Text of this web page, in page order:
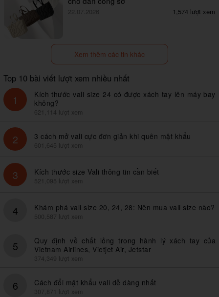
22.07.2026 1,574 lượt xem
Xem thêm các tin khác
Top 10 bài viết lượt xem nhiều nhất
1
Kích thước vali size 24 có được xách tay lên máy bay
không?
621,114 lượt xem
2 3 cách mở vali cực đơn giản khi quên mật khẩu
601,645 lượt xem
3 Kích thước size Vali thông tin cần biết
521,095 lượt xem
4 Khám phá vali size 20, 24, 28: Nên mua vali size nào?
500,587 lượt xem
5
Quy định về chất lỏng trong hành lý xách tay của
Vietnam Airlines, Vietjet Air, Jetstar
374,349 lượt xem
6 Cách đổi mật khẩu vali dễ dàng nhất
307,871 lượt xem